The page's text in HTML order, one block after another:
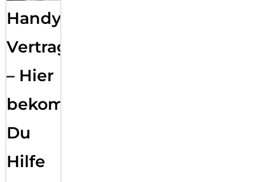
Handy
Vertragsabwicklung
– Hier
bekommst
Du
Hilfe